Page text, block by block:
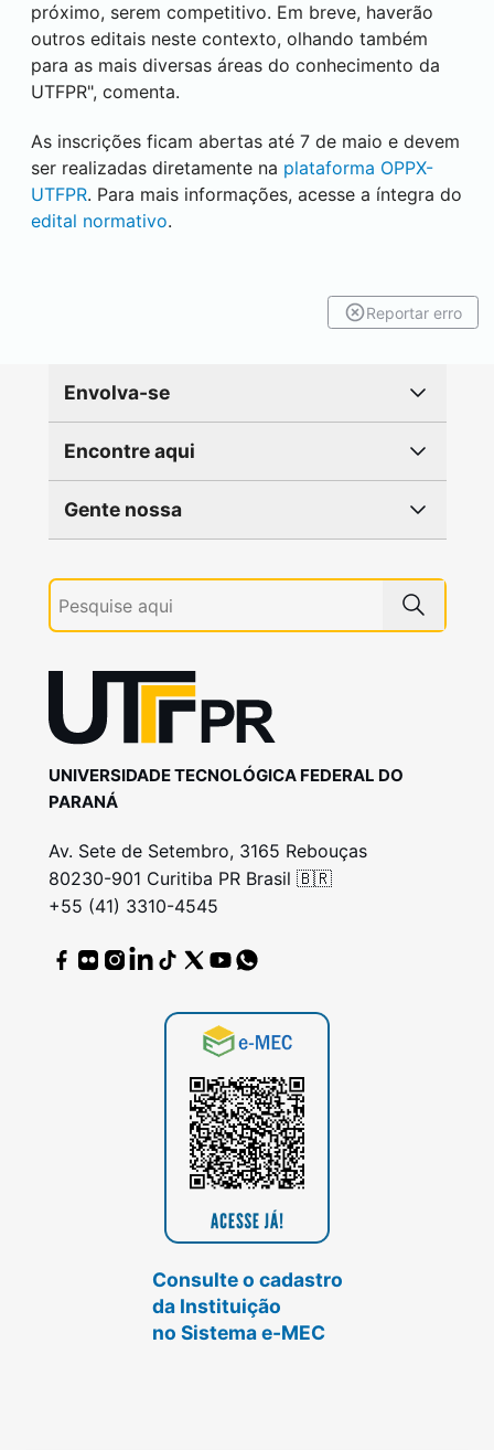
próximo, serem competitivo. Em breve, haverão
outros editais neste contexto, olhando também
para as mais diversas áreas do conhecimento da
UTFPR", comenta.
As inscrições ficam abertas até 7 de maio e devem
ser realizadas diretamente na plataforma OPPX-
UTFPR. Para mais informações, acesse a íntegra do
edital normativo.
Reportar erro
Envolva-se
Encontre aqui
Gente nossa
UNIVERSIDADE TECNOLÓGICA FEDERAL DO
PARANÁ
Av. Sete de Setembro, 3165 Rebouças
80230-901 Curitiba PR Brasil 🇧🇷
+55 (41) 3310-4545
Consulte o cadastro
da Instituição
no Sistema e-MEC